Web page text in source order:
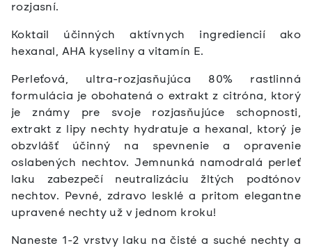
rozjasní.
Koktail účinných aktívnych ingrediencií ako
hexanal, AHA kyseliny a vitamín E.
Perleťová, ultra-rozjasňujúca 80% rastlinná
formulácia je obohatená o extrakt z citróna, ktorý
je známy pre svoje rozjasňujúce schopnosti,
extrakt z lipy nechty hydratuje a hexanal, ktorý je
obzvlášť účinný na spevnenie a opravenie
oslabených nechtov. Jemnunká namodralá perleť
laku zabezpečí neutralizáciu žltých podtónov
nechtov. Pevné, zdravo lesklé a pritom elegantne
upravené nechty už v jednom kroku!
Naneste 1-2 vrstvy laku na čisté a suché nechty a